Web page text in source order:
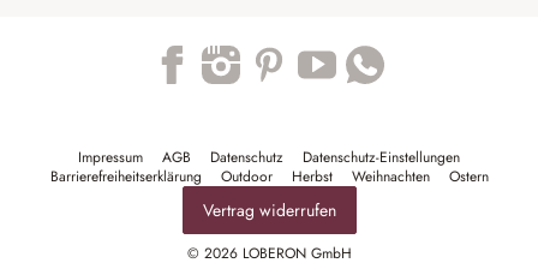
Impressum AGB Datenschutz
Datenschutz-Einstellungen
Barrierefreiheitserklärung
Outdoor Herbst Weihnachten Ostern
Vertrag widerrufen
© 2026 LOBERON GmbH